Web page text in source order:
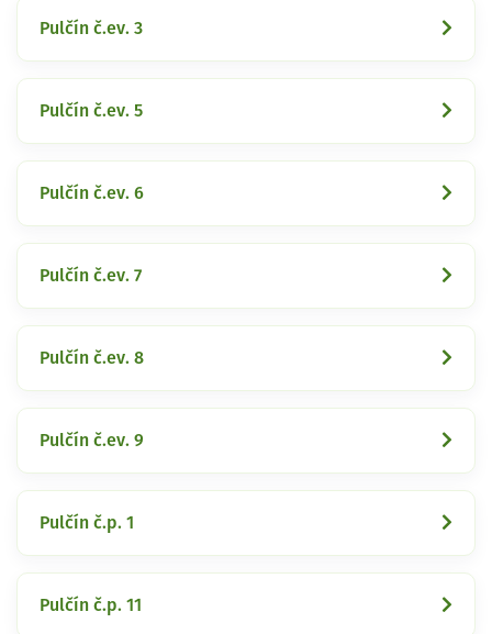
Pulčín č.ev. 3
Pulčín č.ev. 5
Pulčín č.ev. 6
Pulčín č.ev. 7
Pulčín č.ev. 8
Pulčín č.ev. 9
Pulčín č.p. 1
Pulčín č.p. 11